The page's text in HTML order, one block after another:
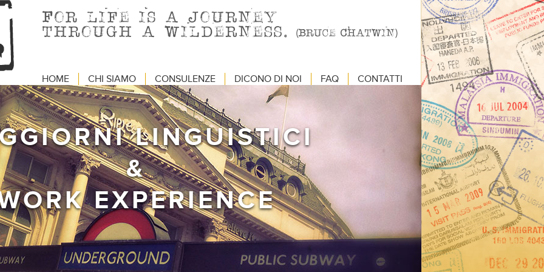
HOME CHI SIAMO CONSULENZE DICONO DI NOI FAQ CONTATTI
LINGUISTICI
&
EXPERIENCE